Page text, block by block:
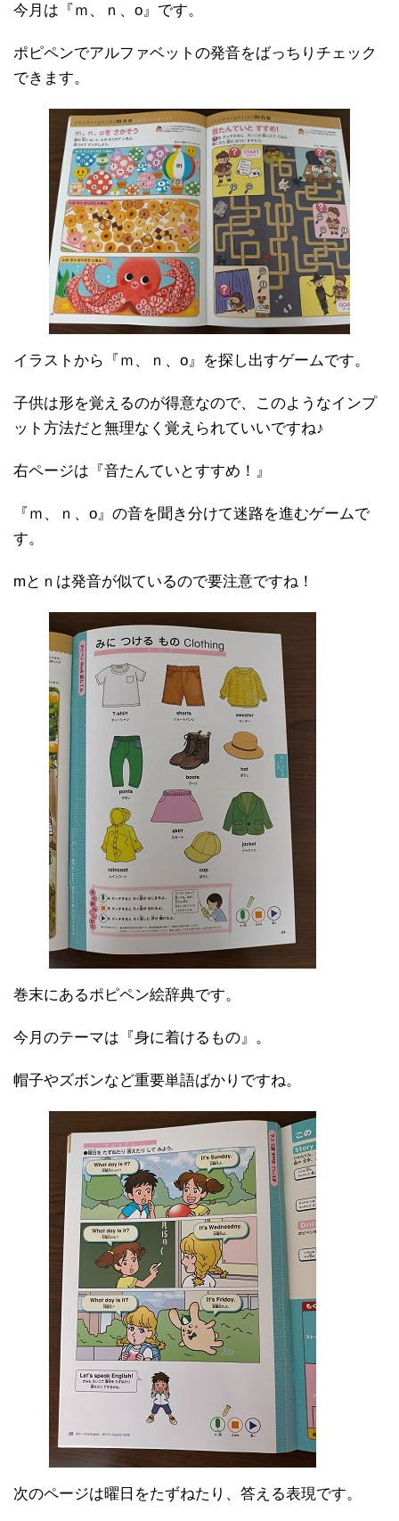
今月は『ｍ、ｎ、o』です。
ポピペンでアルファベットの発音をばっちりチェック
できます。
イラストから『ｍ、ｎ、o』を探し出すゲームです。
子供は形を覚えるのが得意なので、このようなインプ
ット方法だと無理なく覚えられていいですね♪
右ページは『音たんていとすすめ！』
『ｍ、ｎ、o』の音を聞き分けて迷路を進むゲームで
す。
mとｎは発音が似ているので要注意ですね！
巻末にあるポピペン絵辞典です。
今月のテーマは『身に着けるもの』。
帽子やズボンなど重要単語ばかりですね。
次のページは曜日をたずねたり、答える表現です。